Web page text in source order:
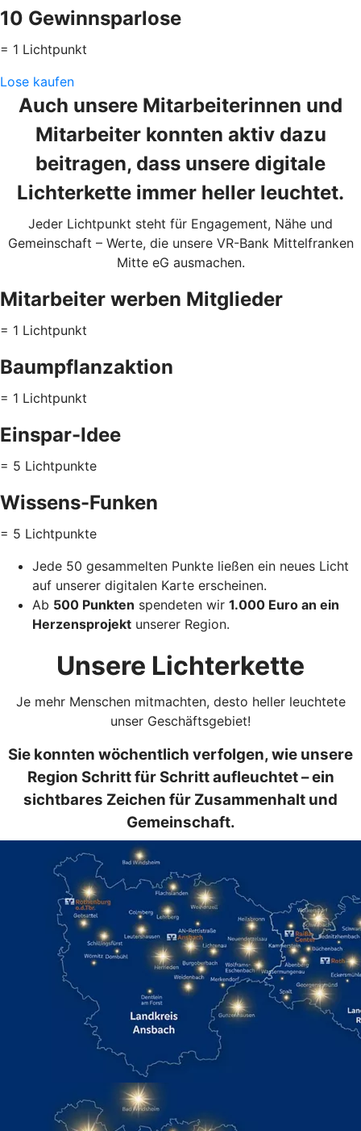
10 Gewinnsparlose
= 1 Lichtpunkt
Lose kaufen
Auch unsere Mitarbeiterinnen und
Mitarbeiter konnten aktiv dazu
beitragen, dass unsere digitale
Lichterkette immer heller leuchtet.
Jeder Lichtpunkt steht für Engagement, Nähe und
Gemeinschaft – Werte, die unsere VR-Bank Mittelfranken
Mitte eG ausmachen.
Mitarbeiter werben Mitglieder
= 1 Lichtpunkt
Baumpflanzaktion
= 1 Lichtpunkt
Einspar-Idee
= 5 Lichtpunkte
Wissens-Funken
= 5 Lichtpunkte
Jede 50 gesammelten Punkte ließen ein neues Licht
auf unserer digitalen Karte erscheinen.
Ab 500 Punkten spendeten wir 1.000 Euro an ein
Herzensprojekt unserer Region.
Unsere Lichterkette
Je mehr Menschen mitmachten, desto heller leuchtete
unser Geschäftsgebiet!
Sie konnten wöchentlich verfolgen, wie unsere
Region Schritt für Schritt aufleuchtet – ein
sichtbares Zeichen für Zusammenhalt und
Gemeinschaft.